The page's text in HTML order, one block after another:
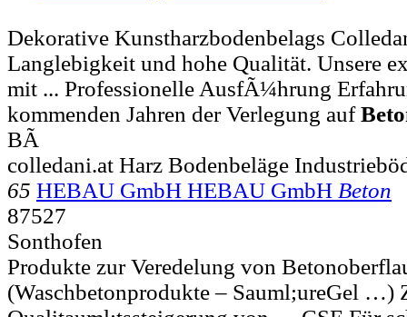
Dekorative Kunstharzbodenbelags
Langlebigkeit und hohe Qualität. Unsere
mit ... Professionelle AusfÃ¼hrung
kommenden Jahren der Verlegung auf
BÃ
colledani.at Harz Bodenbeläge
65 HEBAU GmbH HEBAU GmbH Beton
87527
Sonthofen
Produkte zur Veredelung von
(Waschbetonprodukte – Sauml;ureGel …)